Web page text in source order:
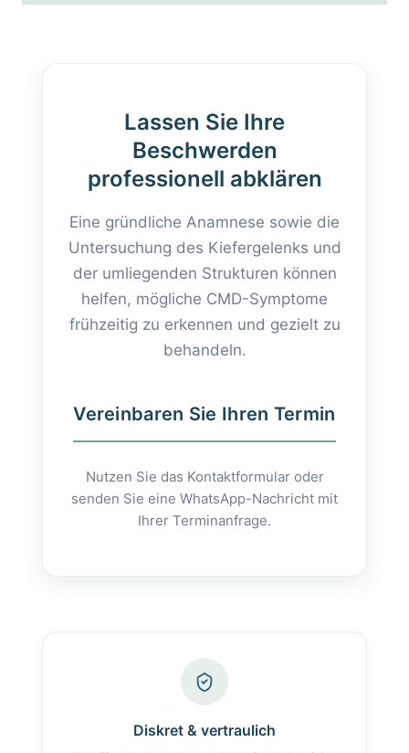
Lassen Sie Ihre
Beschwerden
professionell abklären
Eine gründliche Anamnese sowie die
Untersuchung des Kiefergelenks und
der umliegenden Strukturen können
helfen, mögliche CMD-Symptome
frühzeitig zu erkennen und gezielt zu
behandeln.
Vereinbaren Sie Ihren Termin
Nutzen Sie das Kontaktformular oder
senden Sie eine WhatsApp-Nachricht mit
Ihrer Terminanfrage.
Diskret & vertraulich